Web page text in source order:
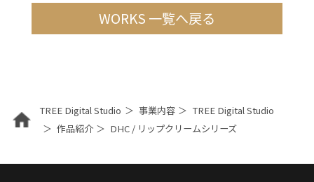
WORKS 一覧へ戻る
TREE Digital Studio 事業内容
TREE Digital Studio
作品紹介
DHC / リップクリームシリーズ